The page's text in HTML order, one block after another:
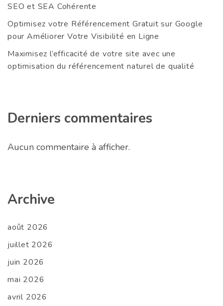
SEO et SEA Cohérente
Optimisez votre Référencement Gratuit sur Google
pour Améliorer Votre Visibilité en Ligne
Maximisez l’efficacité de votre site avec une
optimisation du référencement naturel de qualité
Derniers commentaires
Aucun commentaire à afficher.
Archive
août 2026
juillet 2026
juin 2026
mai 2026
avril 2026